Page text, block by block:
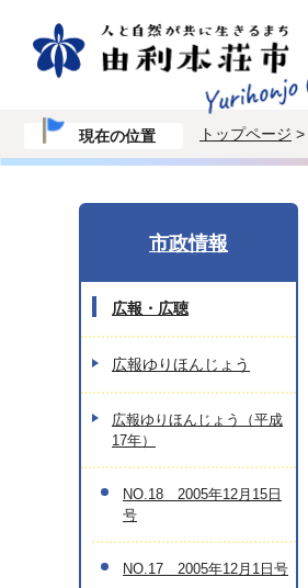
現在の位置 トップページ >
市政情報
広報・広聴
広報ゆりほんじょう
広報ゆりほんじょう（平成
17年）
NO.18 2005年12月15日
号
NO.17 2005年12月1日号